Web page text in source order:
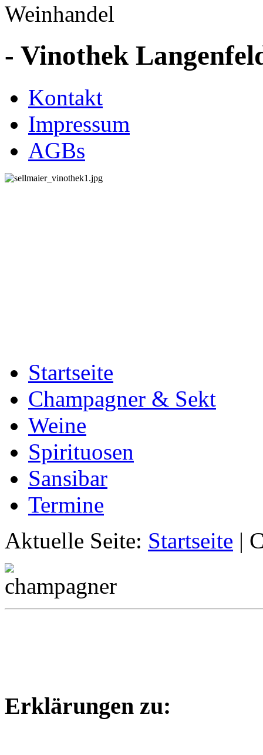
- Vinothek
Kontakt
Impressum
AGBs
Startseite
Champagner & Sekt
Weine
Spirituosen
Sansibar
Termine
Aktuelle Seite: Startseite |
Erklärungen zu: